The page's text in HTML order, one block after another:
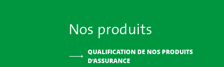
Nos produits
QUALIFICATION DE NOS PRODUITS
D’ASSURANCE